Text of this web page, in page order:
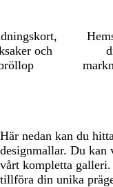
och
Här nedan kan du
designmallar. Du kan
vårt kompletta
tillföra din unika